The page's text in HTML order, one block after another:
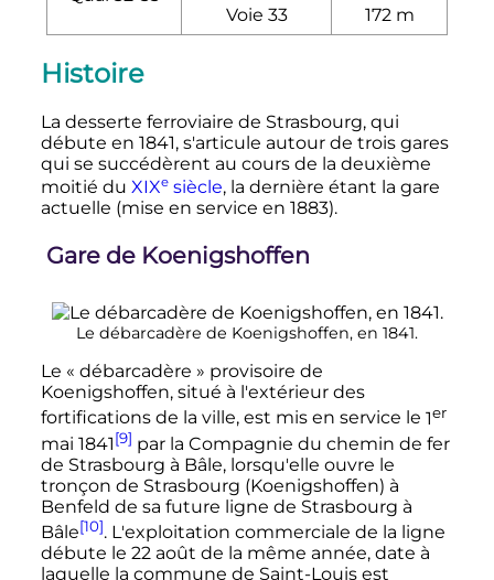
Voie 33
172 m
Histoire
La desserte ferroviaire de Strasbourg, qui
débute en 1841, s'articule autour de trois gares
qui se succédèrent au cours de la deuxième
moitié du XIXesiècle, la dernière étant la gare
actuelle (mise en service en 1883).
Gare de Koenigshoffen
Le débarcadère de Koenigshoffen, en 1841.
Le « débarcadère » provisoire de
Koenigshoffen, situé à l'extérieur des
fortifications de la ville, est mis en service le 1er
mai 1841[9] par la Compagnie du chemin de fer
de Strasbourg à Bâle, lorsqu'elle ouvre le
tronçon de Strasbourg (Koenigshoffen) à
Benfeld de sa future ligne de Strasbourg à
Bâle[10]. L'exploitation commerciale de la ligne
débute le 22 août de la même année, date à
laquelle la commune de Saint-Louis est